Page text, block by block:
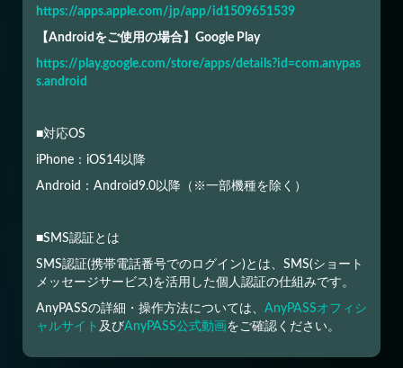
https://apps.apple.com/jp/app/id1509651539
【Androidをご使用の場合】Google Play
https://play.google.com/store/apps/details?id=com.anypas
s.android
■対応OS
iPhone：iOS14以降
Android：Android9.0以降（※一部機種を除く）
■SMS認証とは
SMS認証(携帯電話番号でのログイン)とは、SMS(ショート
メッセージサービス)を活用した個人認証の仕組みです。
AnyPASSの詳細・操作方法については、 AnyPASSオフィシ
ャルサイト 及びAnyPASS公式動画をご確認ください。